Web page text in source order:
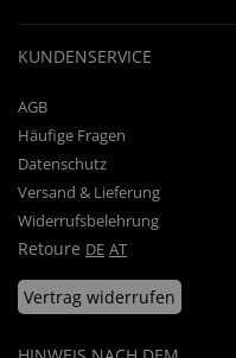
KUNDENSERVICE
AGB
Häufige Fragen
Datenschutz
Versand & Lieferung
Widerrufsbelehrung
Retoure DE AT
Vertrag widerrufen